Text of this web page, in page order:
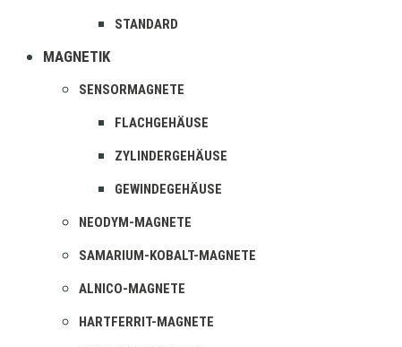
STANDARD
MAGNETIK
SENSORMAGNETE
FLACHGEHÄUSE
ZYLINDERGEHÄUSE
GEWINDEGEHÄUSE
NEODYM-MAGNETE
SAMARIUM-KOBALT-MAGNETE
ALNICO-MAGNETE
HARTFERRIT-MAGNETE